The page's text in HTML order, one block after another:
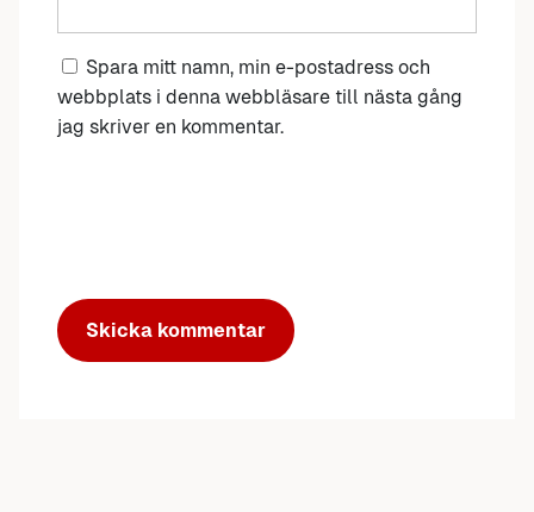
Spara mitt namn, min e-postadress och
webbplats i denna webbläsare till nästa gång
jag skriver en kommentar.